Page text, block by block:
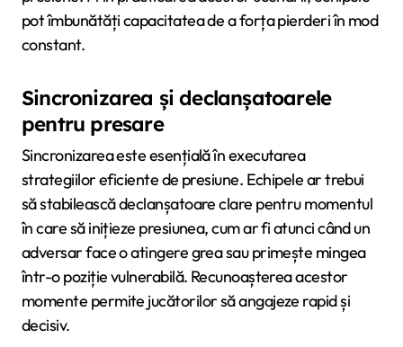
pot îmbunătăți capacitatea de a forța pierderi în mod
constant.
Sincronizarea și declanșatoarele
pentru presare
Sincronizarea este esențială în executarea
strategiilor eficiente de presiune. Echipele ar trebui
să stabilească declanșatoare clare pentru momentul
în care să inițieze presiunea, cum ar fi atunci când un
adversar face o atingere grea sau primește mingea
într-o poziție vulnerabilă. Recunoașterea acestor
momente permite jucătorilor să angajeze rapid și
decisiv.